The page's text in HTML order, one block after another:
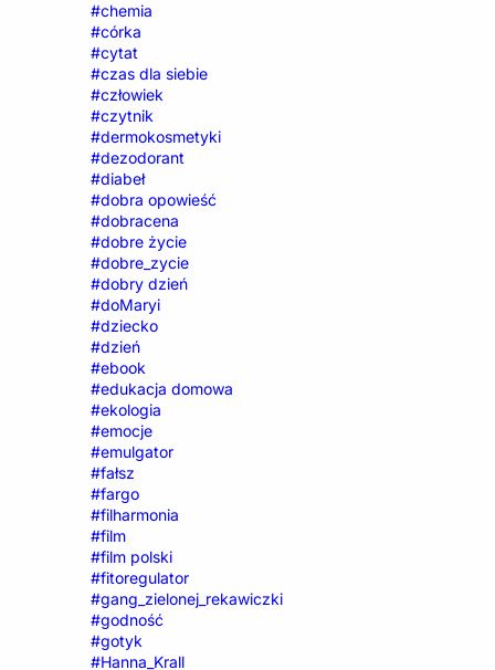
#chemia
#córka
#cytat
#czas dla siebie
#człowiek
#czytnik
#dermokosmetyki
#dezodorant
#diabeł
#dobra opowieść
#dobracena
#dobre życie
#dobre_zycie
#dobry dzień
#doMaryi
#dziecko
#dzień
#ebook
#edukacja domowa
#ekologia
#emocje
#emulgator
#fałsz
#fargo
#filharmonia
#film
#film polski
#fitoregulator
#gang_zielonej_rekawiczki
#godność
#gotyk
#Hanna_Krall